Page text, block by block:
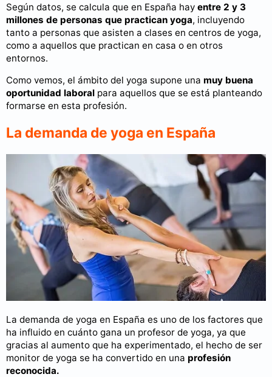
Según datos, se calcula que en España hay entre 2 y 3
millones de personas que practican yoga, incluyendo
tanto a personas que asisten a clases en centros de yoga,
como a aquellos que practican en casa o en otros
entornos.
Como vemos, el ámbito del yoga supone una muy buena
oportunidad laboral para aquellos que se está planteando
formarse en esta profesión.
La demanda de yoga en España
La demanda de yoga en España es uno de los factores que
ha influido en cuánto gana un profesor de yoga, ya que
gracias al aumento que ha experimentado, el hecho de ser
monitor de yoga se ha convertido en una profesión
reconocida.